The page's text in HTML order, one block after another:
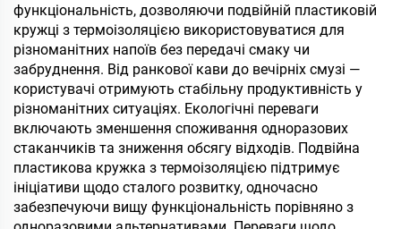
функціональність, дозволяючи подвійній пластиковій
кружці з термоізоляцією використовуватися для
різноманітних напоїв без передачі смаку чи
забруднення. Від ранкової кави до вечірніх смузі —
користувачі отримують стабільну продуктивність у
різноманітних ситуаціях. Екологічні переваги
включають зменшення споживання одноразових
стаканчиків та зниження обсягу відходів. Подвійна
пластикова кружка з термоізоляцією підтримує
ініціативи щодо сталого розвитку, одночасно
забезпечуючи вищу функціональність порівняно з